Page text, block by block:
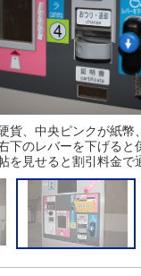
貨、中央ピンクが紙幣
下のレバーを下げると
を見せると割引料金で